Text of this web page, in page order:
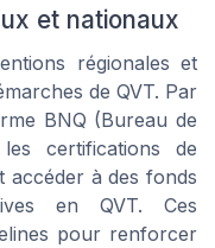
et nationaux
régionales et
de QVT. Par
BNQ (Bureau de
certifications de
accéder à des fonds
en QVT. Ces
pour renforcer